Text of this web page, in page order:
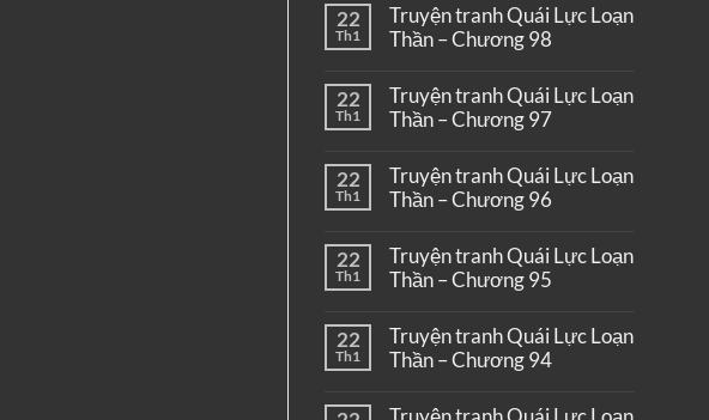
22
Th1
Truyện tranh Quái Lực Loạn
Thần – Chương 98
22
Th1
Truyện tranh Quái Lực Loạn
Thần – Chương 97
22
Th1
Truyện tranh Quái Lực Loạn
Thần – Chương 96
22
Th1
Truyện tranh Quái Lực Loạn
Thần – Chương 95
22
Th1
Truyện tranh Quái Lực Loạn
Thần – Chương 94